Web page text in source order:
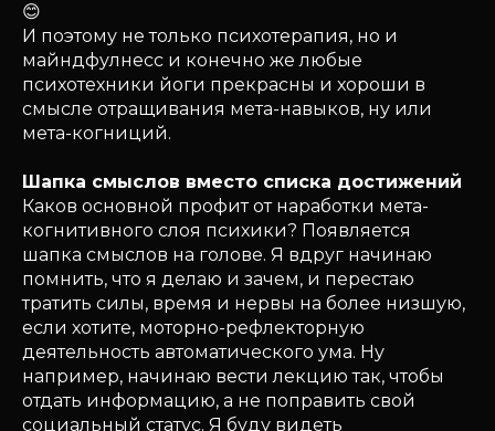
😊
И поэтому не только психотерапия, но и
майндфулнесс и конечно же любые
психотехники йоги прекрасны и хороши в
смысле отращивания мета-навыков, ну или
мета-когниций.
Шапка смыслов вместо списка достижений
Каков основной профит от наработки мета-
когнитивного слоя психики? Появляется
шапка смыслов на голове. Я вдруг начинаю
помнить, что я делаю и зачем, и перестаю
тратить силы, время и нервы на более низшую,
если хотите, моторно-рефлекторную
деятельность автоматического ума. Ну
например, начинаю вести лекцию так, чтобы
отдать информацию, а не поправить свой
социальный статус. Я буду видеть